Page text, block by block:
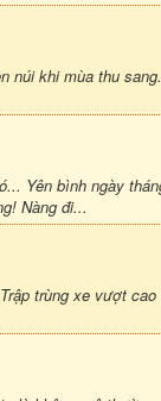
núi khi mùa thu
Yên bình ngày
Nàng đi...
trùng xe vượt